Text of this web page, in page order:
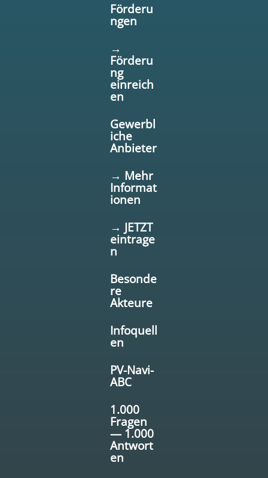
Förderu
ngen
→
Förderu
ng
einreich
en
Gewerbl
iche
Anbieter
→ Mehr
Informat
ionen
→ JETZT
eintrage
n
Besonde
re
Akteure
Infoquell
en
PV-Navi-
ABC
1.000
Fragen
— 1.000
Antwort
en